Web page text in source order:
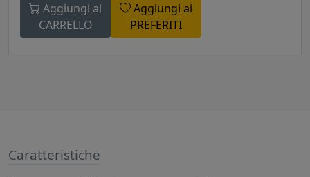
Aggiungi al
CARRELLO
Aggiungi ai
PREFERITI
Caratteristiche